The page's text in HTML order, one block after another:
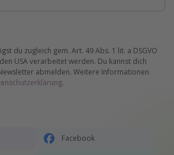
du zugleich gem. Art. 49 Abs. 1 lit. a DSGVO
USA verarbeitet werden. Du kannst dich
abmelden. Weitere Informationen
.
Facebook